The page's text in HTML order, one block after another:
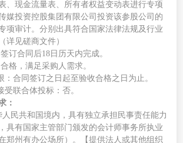
、现金流量表、所有者权益变动表进行专项
媒投资控股集团有限公司投资该参股公司的
项审计。分别 出具符合国家法律法规及行业
（详见磋商文件）
签订合同后18日历天内完成。
合格，满足采购人需求。
：合同签订之日起至验收合格之日为止 。
受联合体投标：否。
：
人民共和国境内，具有独立承担民事责任能力
具有国家主管部门颁发的会计师事务所执业
郑州有办公场所）。【提供法人或其他组织